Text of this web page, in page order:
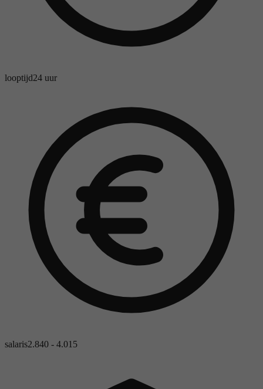
looptijd24 uur
salaris2.840 - 4.015